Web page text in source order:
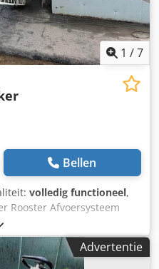
1 /7
Bellen
volledig functioneel,
Rooster Afvoersysteem
650 mm. Credpfx
Advertentie